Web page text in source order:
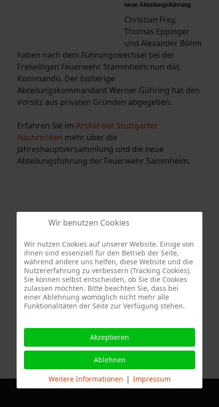
neue Abteilungsführung
Christian Frey,
Thomas Eppinger
und Alexander Böhm
haben nach dem Führungswechsel bei der
Freiwilligen Feuerwehr Stammheim nun das
Kommando. Der bisherige
Abteilungskommandant Werner Gühring hat den
Vorsitz aus privaten Gründen abgegeben.
Erfahren Sie im Artikel der Stuttgarter
Nachrichten mehr über die
Jahreshauptversammlung und die neue
Abteilungsführung der Feuerwehr Sammheim.
Termine
Wir benutzen Cookies
Wir nutzen Cookies auf unserer Website. Einige von
ihnen sind essenziell für den Betrieb der Seite,
während andere uns helfen, diese Website und die
Nutzererfahrung zu verbessern (Tracking Cookies).
Sie können selbst entscheiden, ob Sie die Cookies
zulassen möchten. Bitte beachten Sie, dass bei
einer Ablehnung womöglich nicht mehr alle
Funktionalitäten der Seite zur Verfügung stehen.
Akzeptieren
Ablehnen
Weitere Informationen | Impressum